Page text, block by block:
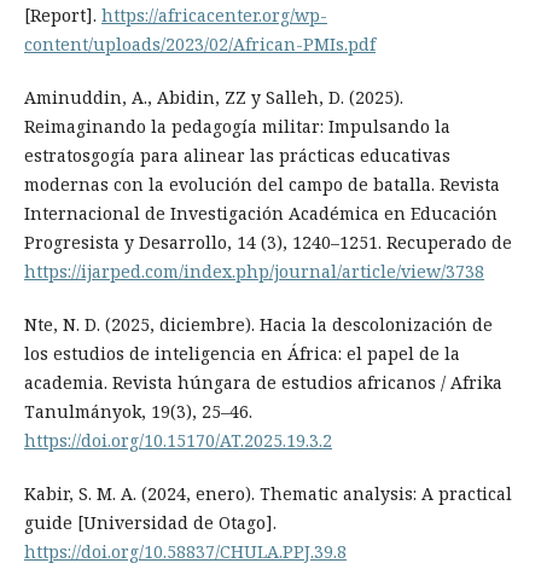
[Report]. https://africacenter.org/wp-
content/uploads/2023/02/African-PMIs.pdf
Aminuddin, A., Abidin, ZZ y Salleh, D. (2025).
Reimaginando la pedagogía militar: Impulsando la
estratosgogía para alinear las prácticas educativas
modernas con la evolución del campo de batalla. Revista
Internacional de Investigación Académica en Educación
Progresista y Desarrollo, 14 (3), 1240–1251. Recuperado de
https://ijarped.com/index.php/journal/article/view/3738
Nte, N. D. (2025, diciembre). Hacia la descolonización de
los estudios de inteligencia en África: el papel de la
academia. Revista húngara de estudios africanos / Afrika
Tanulmányok, 19(3), 25–46.
https://doi.org/10.15170/AT.2025.19.3.2
Kabir, S. M. A. (2024, enero). Thematic analysis: A practical
guide [Universidad de Otago].
https://doi.org/10.58837/CHULA.PPJ.39.8